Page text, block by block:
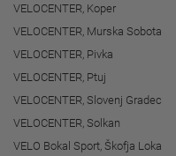
VELOCENTER, Koper
VELOCENTER, Murska Sobota
VELOCENTER, Pivka
VELOCENTER, Ptuj
VELOCENTER, Slovenj Gradec
VELOCENTER, Solkan
VELO Bokal Sport, Škofja Loka